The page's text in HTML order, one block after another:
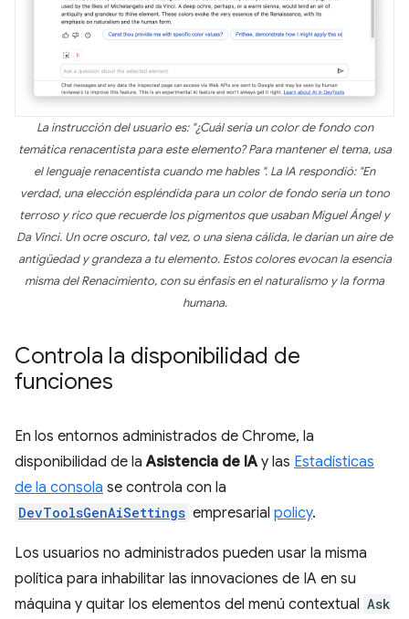
La instrucción del usuario es: "¿Cuál sería un color de fondo con
temática renacentista para este elemento? Para mantener el tema, usa
el lenguaje renacentista cuando me hables ". La IA respondió: "En
verdad, una elección espléndida para un color de fondo sería un tono
terroso y rico que recuerde los pigmentos que usaban Miguel Ángel y
Da Vinci. Un ocre oscuro, tal vez, o una siena cálida, le darían un aire de
antigüedad y grandeza a tu elemento. Estos colores evocan la esencia
misma del Renacimiento, con su énfasis en el naturalismo y la forma
humana.
Controla la disponibilidad de
funciones
En los entornos administrados de Chrome, la
disponibilidad de laAsistencia de IA y las Estadísticas
de la consola se controla con la
DevToolsGenAiSettings empresarial policy.
Los usuarios no administrados pueden usar la misma
política para inhabilitar las innovaciones de IA en su
máquina y quitar los elementos del menú contextual Ask